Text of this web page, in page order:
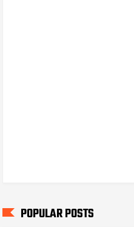
POPULAR POSTS